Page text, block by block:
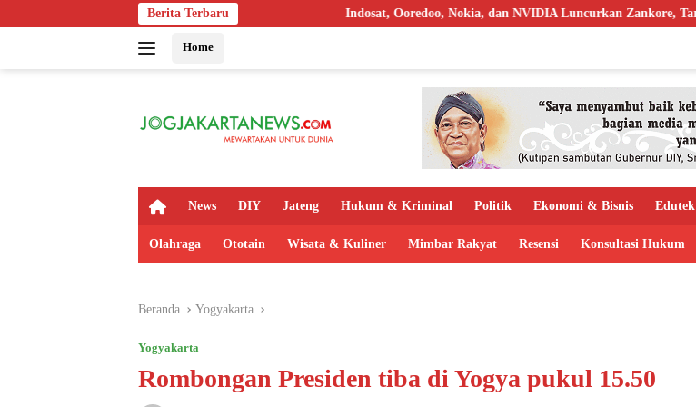
ke
Berita TerbaruIndosat, Ooredoo, Nokia, dan NVIDIA Luncurkan Zankore, Targetkan AI Factory 1 GW
Home
H
m
News DIY Jateng Hukum & Kriminal Politik Ekonomi & Bisnis Edutek
Olahraga Ototain Wisata & Kuliner Mimbar Rakyat Resensi Konsultasi Hukum
Beranda Yogyakarta
Yogyakarta
Rombongan Presiden tiba di Yogya pukul 15.50